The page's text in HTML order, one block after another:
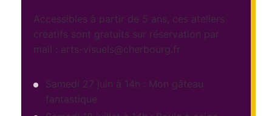
Accessibles à partir de 5 ans, ces ateliers
créatifs sont gratuits sur réservation par
mail : arts-visuels@cherbourg.fr
Samedi 27 juin à 14h : Mon gâteau
fantastique